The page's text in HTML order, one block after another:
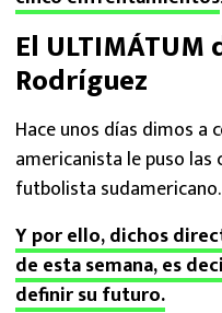
El ULTIMÁTUM
Rodríguez
Hace unos días dimos a
americanista le puso
futbolista sudamericano.
Y por ello, dichos
de esta semana, es
definir su futuro.